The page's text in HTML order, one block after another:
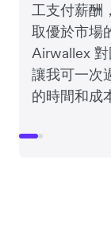
工支付薪酬
取優於市場
Airwallex 對
讓我可一次
的時間和成